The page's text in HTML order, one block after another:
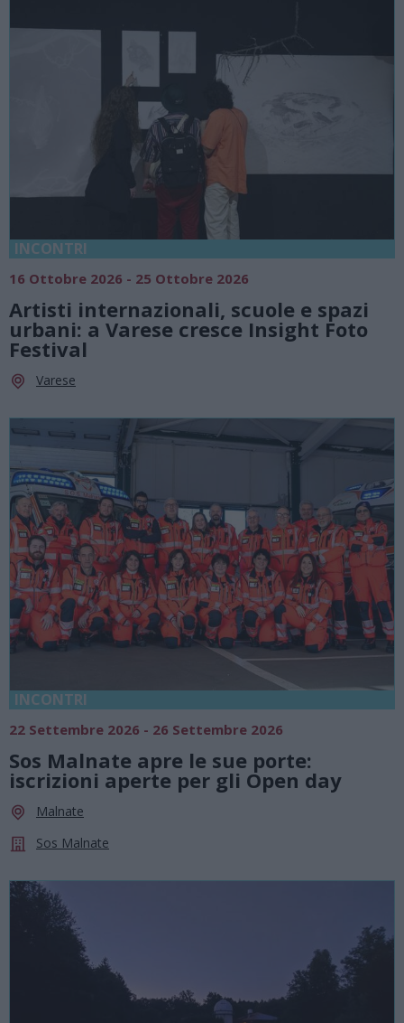
INCONTRI
16 Ottobre 2026 - 25 Ottobre 2026
Artisti internazionali, scuole e spazi
urbani: a Varese cresce Insight Foto
Festival
Varese
INCONTRI
22 Settembre 2026 - 26 Settembre 2026
Sos Malnate apre le sue porte:
iscrizioni aperte per gli Open day
Malnate
Sos Malnate